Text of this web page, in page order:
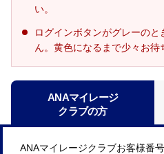
い。
ログインボタンがグレーの
ん。黄色になるまで少々お待
ANAマイレージ
クラブの方
ANAマイレージクラブお客様番